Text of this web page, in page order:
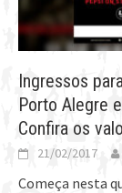
Ingressos
Porto Alegre
Confira os
21/02/2017
Começa nesta